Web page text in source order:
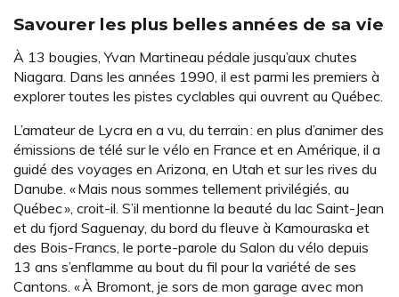
Savourer les plus belles années de sa vie
À 13 bougies, Yvan Martineau pédale jusqu’aux chutes
Niagara. Dans les années 1990, il est parmi les premiers à
explorer toutes les pistes cyclables qui ouvrent au Québec.
L’amateur de Lycra en a vu, du terrain : en plus d’animer des
émissions de télé sur le vélo en France et en Amérique, il a
guidé des voyages en Arizona, en Utah et sur les rives du
Danube. « Mais nous sommes tellement privilégiés, au
Québec », croit-il. S’il mentionne la beauté du lac Saint-Jean
et du fjord Saguenay, du bord du fleuve à Kamouraska et
des Bois-Francs, le porte-parole du Salon du vélo depuis
13 ans s’enflamme au bout du fil pour la variété de ses
Cantons. « À Bromont, je sors de mon garage avec mon